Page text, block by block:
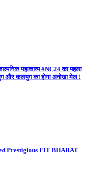
महाकाव्य #NC24 का पहला
और कलयुग का होगा अनोखा मेल !
Prestigious FIT BHARAT